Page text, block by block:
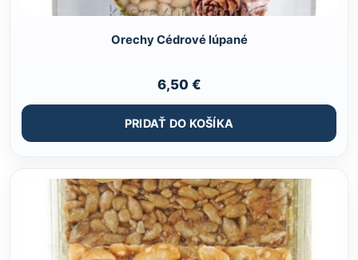
Orechy Cédrové lúpané
6,50 €
PRIDAŤ DO KOŠÍKA